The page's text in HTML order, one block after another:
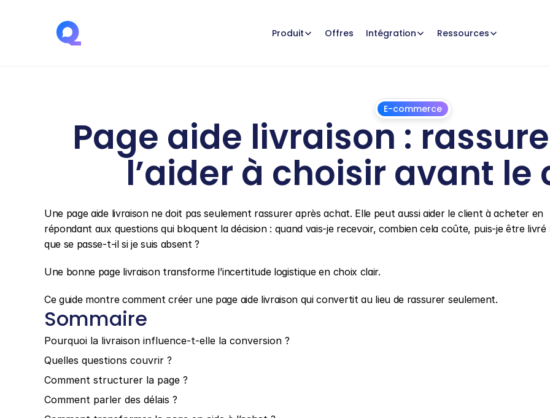
Produit Offres Intégration Ressources
E-commerce
Page aide livraison :
l’aider à choisir avant le
Une page aide livraison ne doit pas seulement rassurer après achat. Elle peut aussi aider le client à acheter en
répondant aux questions qui bloquent la décision : quand vais-je recevoir, combien cela coûte, puis-je être livré
que se passe-t-il si je suis absent ?
Une bonne page livraison transforme l’incertitude logistique en choix clair.
Ce guide montre comment créer une page aide livraison qui convertit au lieu de rassurer seulement.
Sommaire
Pourquoi la livraison influence-t-elle la conversion ?
Quelles questions couvrir ?
Comment structurer la page ?
Comment parler des délais ?